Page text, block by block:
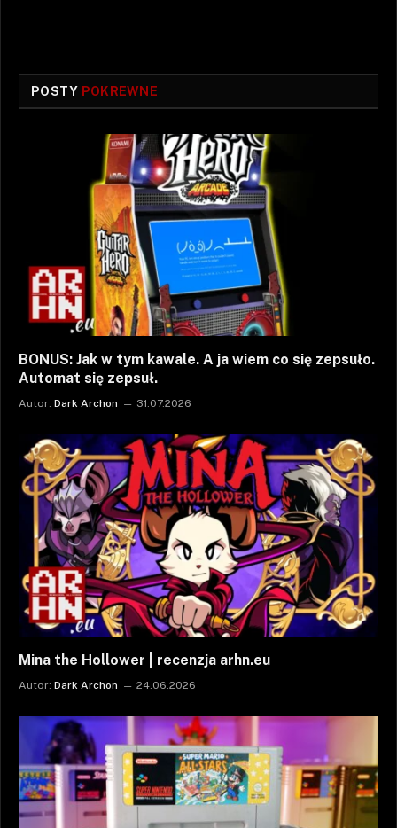
POSTY POKREWNE
BONUS: Jak w tym kawale. A ja wiem co się zepsuło.
Automat się zepsuł.
Autor: Dark Archon 31.07.2026
Mina the Hollower | recenzja arhn.eu
Autor: Dark Archon 24.06.2026